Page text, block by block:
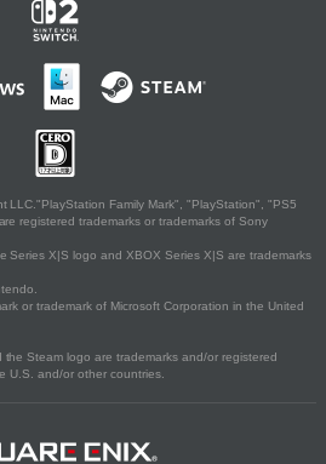
LLC."PlayStation Family Mark", "PlayStation", "PS5
registered trademarks or trademarks of Sony
Series X|S logo and XBOX Series X|S are trademarks
or trademark of Microsoft Corporation in the United
Steam logo are trademarks and/or registered
U.S. and/or other countries.